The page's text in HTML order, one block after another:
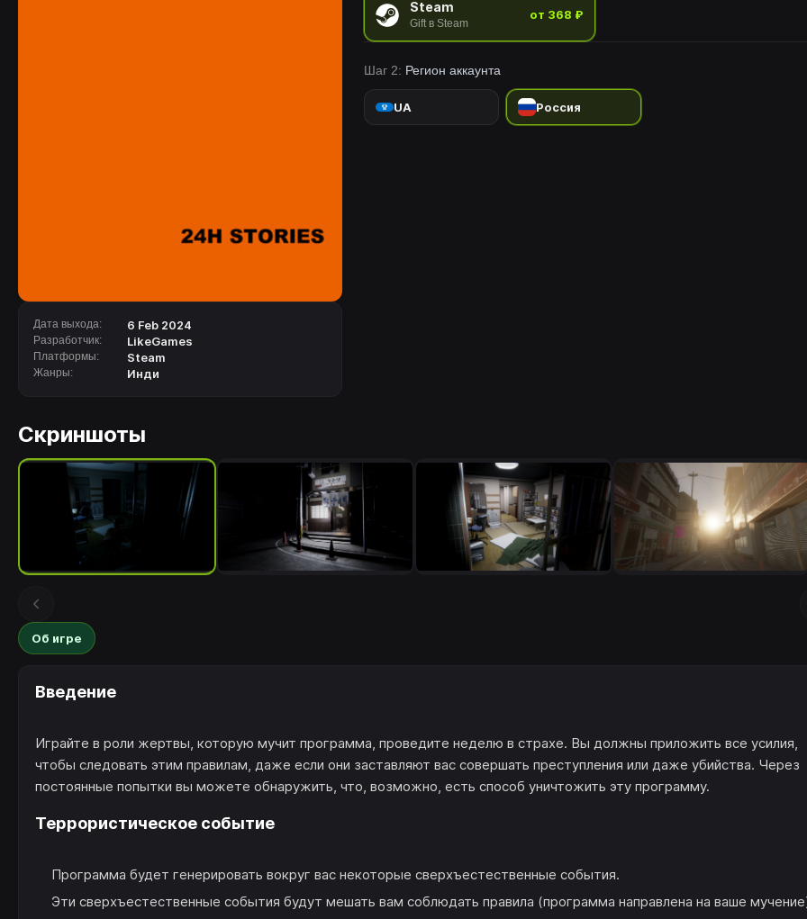
Дата выхода: 6 Feb 2024
Разработчик: LikeGames
Платформы: Steam
Жанры: Инди
Steam
Gift в Steam
от 368 ₽
Шаг 2: Регион аккаунта
UA Россия
Скриншоты
Об игре
Введение
Играйте в роли жертвы, которую мучит программа, проведите неделю в страхе. Вы должны приложить все усилия,
чтобы следовать этим правилам, даже если они заставляют вас совершать преступления или даже убийства. Через
постоянные попытки вы можете обнаружить, что, возможно, есть способ уничтожить эту программу.
Террористическое событие
Программа будет генерировать вокруг вас некоторые сверхъестественные события.
Эти сверхъестественные события будут мешать вам соблюдать правила (программа направлена на ваше